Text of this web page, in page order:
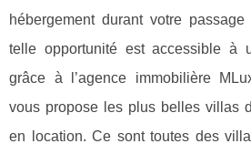
hébergement durant votre
telle opportunité est accessible à
grâce à l’agence immobilière
vous propose les plus belles villas
en location. Ce sont toutes des